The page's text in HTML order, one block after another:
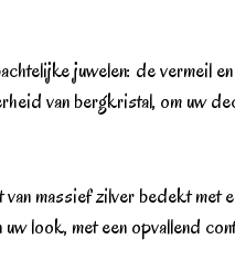
juwelen: de vermeil
van bergkristal, om uw
massief zilver bedekt
look, met een opvallend